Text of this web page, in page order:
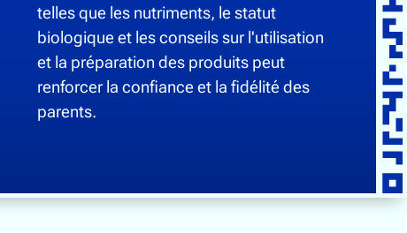
telles que les nutriments, le statut
biologique et les conseils sur l'utilisation
et la préparation des produits peut
renforcer la confiance et la fidélité des
parents.